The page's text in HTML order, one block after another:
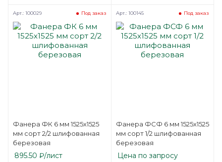
Фанера ФК 6 мм 1525х1525
мм сорт 2/2 шлифованная
березовая
Под заказ
Арт.: 100029
895.50 ₽/лист
Фанера ФСФ 6 мм 1525х1525
мм сорт 1/2 шлифованная
березовая
Под заказ
Арт.: 100145
Цена по запросу